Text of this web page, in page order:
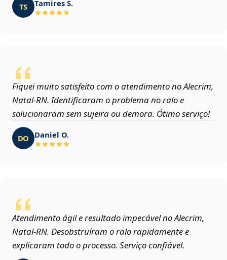
TS Tamires S.
Fiquei muito satisfeito com o atendimento no Alecrim,
Natal‑RN. Identificaram o problema no ralo e
solucionaram sem sujeira ou demora. Ótimo serviço!
DO Daniel O.
Atendimento ágil e resultado impecável no Alecrim,
Natal‑RN. Desobstruíram o ralo rapidamente e
explicaram todo o processo. Serviço confiável.